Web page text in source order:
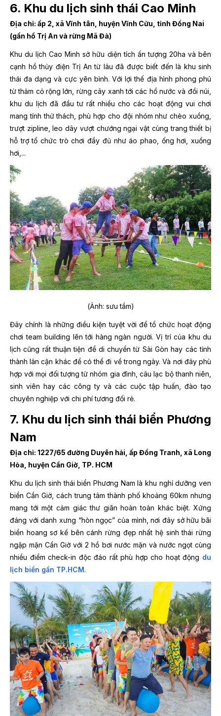
6. Khu du lịch sinh thái Cao Minh
Địa chỉ: ấp 2, xã Vĩnh tân, huyện Vĩnh Cửu, tỉnh Đồng Nai
(gần hồ Trị An và rừng Mã Đà)
Khu du lịch Cao Minh sở hữu diện tích ấn tượng 20ha và bên
cạnh hồ thủy điện Trị An từ lâu đã được biết đến là khu sinh
thái đa dạng và cực yên bình. Với lợi thế địa hình phong phú
từ thảm cỏ rộng lớn, rừng cây xanh tới các hồ nước và đồi núi,
khu du lịch đã đầu tư rất nhiều cho các hoạt động vui chơi
mang tính thử thách, phù hợp cho đội nhóm như chèo xuồng,
trượt zipline, leo dây vượt chướng ngại vật cùng trang thiết bị
hỗ trợ tổ chức trò chơi đầy đủ như áo phao, ống hơi, xuồng
hơi,...
(Ảnh: sưu tầm)
Đây chính là những điều kiện tuyệt vời để tổ chức hoạt động
chơi team building lên tới hàng ngàn người. Vị trí của khu du
lịch cũng rất thuận tiện để di chuyển từ Sài Gòn hay các tỉnh
thành lân cận khác để có thể đi về trong ngày. Và nơi đây phù
hợp với mọi đối tượng từ nhóm gia đình, câu lạc bộ thanh niên,
sinh viên hay các công ty và các cuộc tập huấn, đào tạo
chuyên nghiệp với chi phí tương đối rẻ.
7. Khu du lịch sinh thái biển Phương
Nam
Địa chỉ: 1227/65 đường Duyên hải, ấp Đồng Tranh, xã Long
Hòa, huyện Cần Giờ, TP. HCM
Khu du lịch sinh thái biển Phương Nam là khu nghỉ dưỡng ven
biển Cần Giờ, cách trung tâm thành phố khoảng 60km nhưng
mang tới một cảm giác thư giãn hoàn toàn khác biệt. Xứng
đáng với danh xưng “hòn ngọc” của mình, nơi đây sở hữu bãi
biển hoang sơ kế bên cánh rừng đẹp nhất hệ sinh thái rừng
ngập mặn Cần Giờ với 2 hồ bơi nước mặn và nước ngọt cùng
nhiều điểm check-in độc đáo rất phù hợp cho hoạt động du
lịch biển gần TP.HCM.